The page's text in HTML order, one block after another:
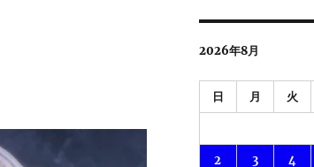
2026年8月
日 月 火
2 3 4